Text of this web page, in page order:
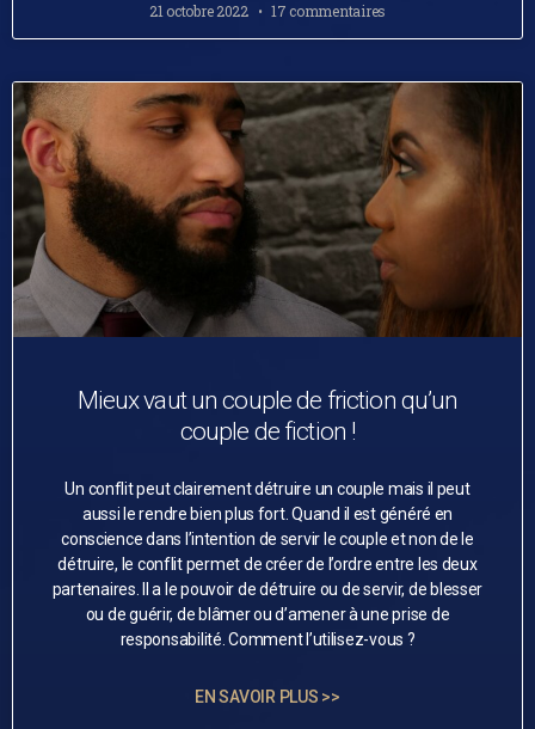
21 octobre 2022 17 commentaires
Mieux vaut un couple de friction qu’un
couple de fiction !
Un conflit peut clairement détruire un couple mais il peut
aussi le rendre bien plus fort. Quand il est généré en
conscience dans l’intention de servir le couple et non de le
détruire, le conflit permet de créer de l’ordre entre les deux
partenaires. Il a le pouvoir de détruire ou de servir, de blesser
ou de guérir, de blâmer ou d’amener à une prise de
responsabilité. Comment l’utilisez-vous ?
EN SAVOIR PLUS >>